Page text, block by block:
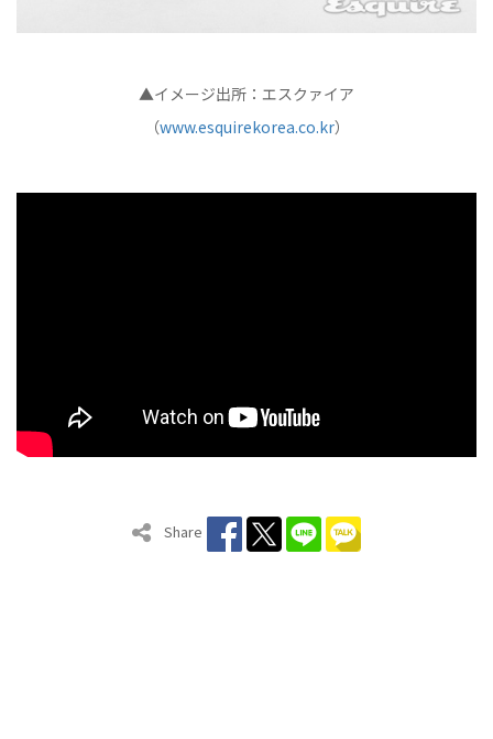
▲イメージ出所：エスクァイア
（www.esquirekorea.co.kr）
Share